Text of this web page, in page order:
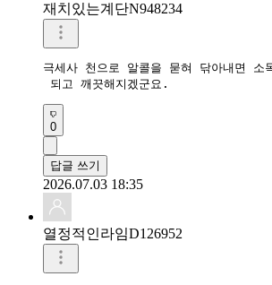
재치있는계단N948234
극세사 천으로 알콜을 묻혀 닦아내면 소
되고 깨끗해지겠군요.
0
답글 쓰기
2026.07.03 18:35
열정적인라임D126952